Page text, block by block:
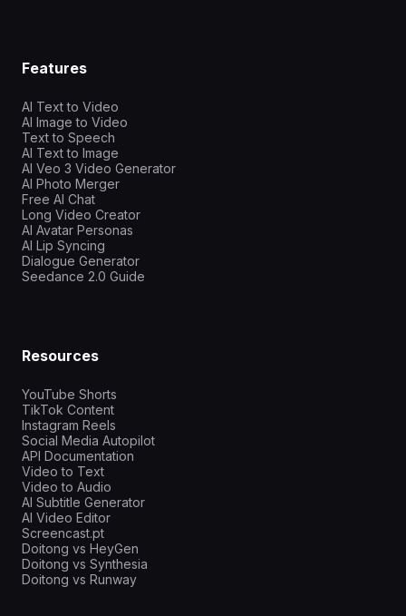
Features
AI Text to Video
AI Image to Video
Text to Speech
AI Text to Image
AI Veo 3 Video Generator
AI Photo Merger
Free AI Chat
Long Video Creator
AI Avatar Personas
AI Lip Syncing
Dialogue Generator
Seedance 2.0 Guide
Resources
YouTube Shorts
TikTok Content
Instagram Reels
Social Media Autopilot
API Documentation
Video to Text
Video to Audio
AI Subtitle Generator
AI Video Editor
Screencast.pt
Doitong vs HeyGen
Doitong vs Synthesia
Doitong vs Runway